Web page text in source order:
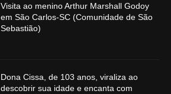
Visita ao menino Arthur Marshall Godoy
em São Carlos-SC (Comunidade de São
Sebastião)
Dona Cissa, de 103 anos, viraliza ao
descobrir sua idade e encanta com